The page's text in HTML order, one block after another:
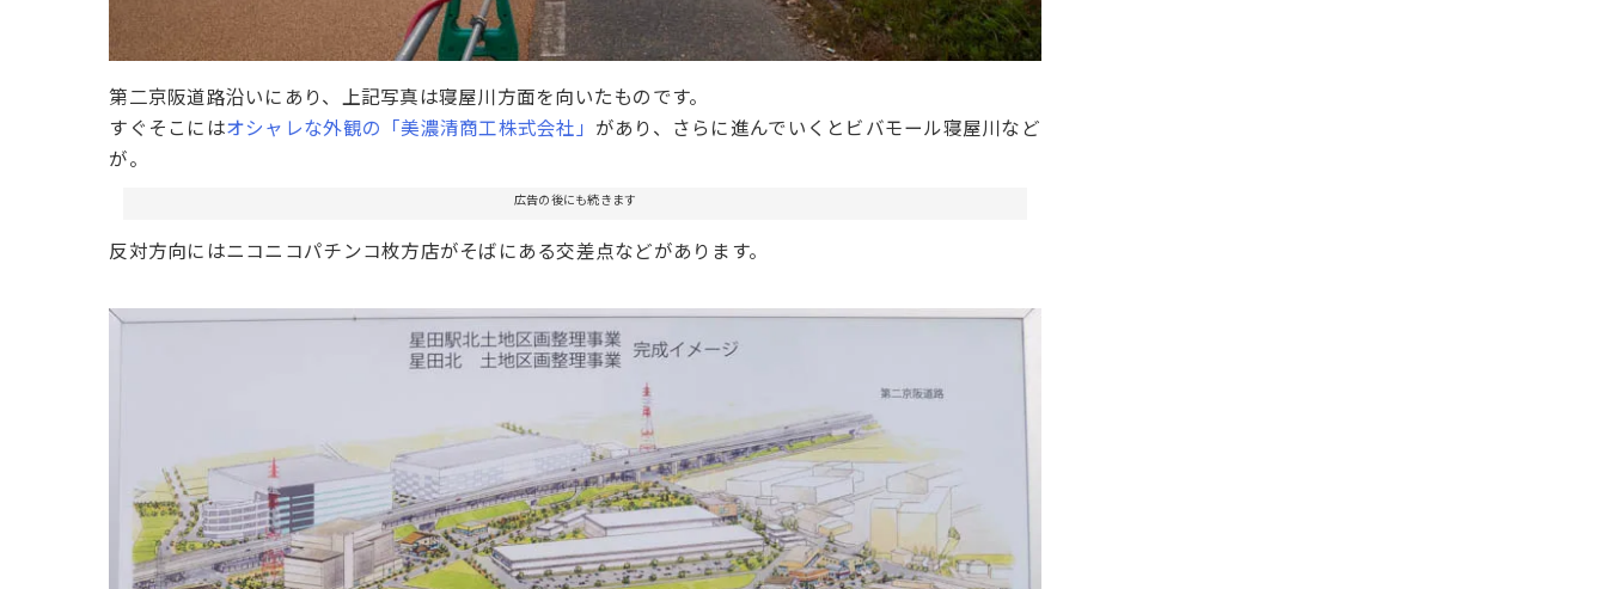
第二京阪道路沿いにあり、上記写真は寝屋川方面を向いたものです。
すぐそこにはオシャレな外観の「美濃清商工株式会社」 があり、さらに進んでいくとビバモール寝屋川など
が。
広告の後にも続きます
反対方向にはニコニコパチンコ枚方店がそばにある交差点などがあります。